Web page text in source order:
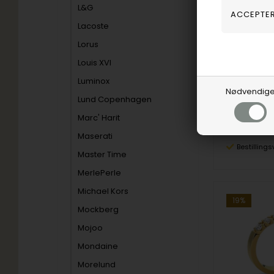
Nødvendige
L&G
Lacoste
Lorus
Louis XVI
Luminox
Lund Copenhagen
Marc' Harit
Maserati
Master Time
MerlePerle
Michael Kors
Mockberg
Mojoo
Mondaine
Morelund
A2428-015-
19%